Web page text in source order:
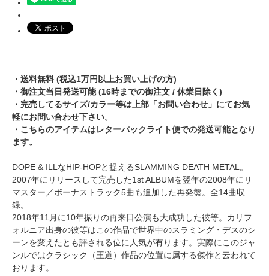
・送料無料 (税込1万円以上お買い上げの方)
・御注文当日発送可能 (16時までの御注文 / 休業日除く)
・完売してるサイズ/カラー等は上部「お問い合わせ」にてお気
軽にお問い合わせ下さい。
・こちらのアイテムはレターパックライト便での発送可能となり
ます。
DOPE & ILLなHIP-HOPと捉えるSLAMMING DEATH METAL。
2007年にリリースして完売した1st ALBUMを翌年の2008年にリ
マスター／ボーナストラック5曲も追加した再発盤。全14曲収
録。
2018年11月に10年振りの再来日公演も大成功した彼等。カリフ
ォルニア出身の彼等はこの作品で世界中のスラミング・デスのシ
ーンを変えたとも評される位に人気が有ります。実際にこのジャ
ンルではクラシック（王道）作品の位置に属する傑作と云われて
おります。